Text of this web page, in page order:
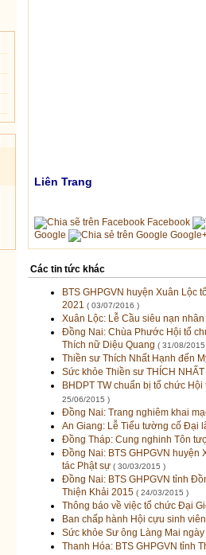
Liên Trang
Facebook
Google
Các tin tức khác
BTS GHPGVN huyện Xuân Lộc
2021 ( 03/07/2016 )
Xuân Lộc: Lễ Cầu siêu nạn
Đồng Nai: Chùa Phước Hội tổ
Thích nữ Diệu Quang ( 31/08/2015
Thiền sư Thích Nhất Hạnh đến
Sức khỏe Thiền sư THÍCH
BHDPT TW chuẩn bị tổ chức
25/06/2015 )
Đồng Nai: Trang nghiêm khai
An Giang: Lễ Tiểu tường cố Đại
Đồng Tháp: Cung nghinh Tôn
Đồng Nai: BTS GHPGVN huyện
tác Phật sự ( 30/03/2015 )
Đồng Nai: BTS GHPGVN tỉnh
Thiện Khải 2015 ( 24/03/2015 )
Thông báo về việc tổ chức Đại
Ban chấp hành Hội cựu sinh
Sức khỏe Sư ông Làng Mai
Thanh Hóa: BTS GHPGVN tỉnh